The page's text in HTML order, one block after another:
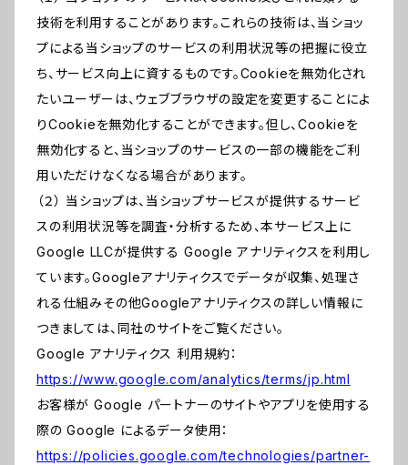
技術を利用することがあります。これらの技術は、当ショッ
プによる当ショップのサービスの利用状況等の把握に役立
ち、サービス向上に資するものです。Cookieを無効化され
たいユーザーは、ウェブブラウザの設定を変更することによ
りCookieを無効化することができます。但し、Cookieを
無効化すると、当ショップのサービスの一部の機能をご利
用いただけなくなる場合があります。
（２） 当ショップは、当ショップサービスが提供するサービ
スの利用状況等を調査・分析するため、本サービス上に
Google LLCが提供する Google アナリティクスを利用し
ています。Googleアナリティクスでデータが収集、処理さ
れる仕組みその他Googleアナリティクスの詳しい情報に
つきましては、同社のサイトをご覧ください。
Google アナリティクス 利用規約：
https://www.google.com/analytics/terms/jp.html
お客様が Google パートナーのサイトやアプリを使用する
際の Google によるデータ使用：
https://policies.google.com/technologies/partner-